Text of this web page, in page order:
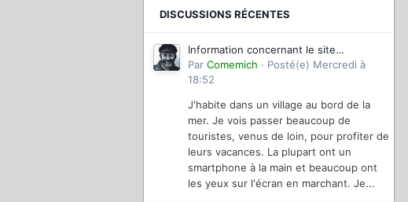
DISCUSSIONS RÉCENTES
Information concernant le site
magazinevideo
Par Comemich · Posté(e) Mercredi à
18:52
J'habite dans un village au bord de la
mer. Je vois passer beaucoup de
touristes, venus de loin, pour profiter de
leurs vacances. La plupart ont un
smartphone à la main et beaucoup ont
les yeux sur l'écran en marchant. Je...